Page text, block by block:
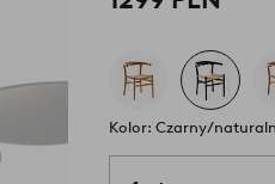
Kolor: Czarny/